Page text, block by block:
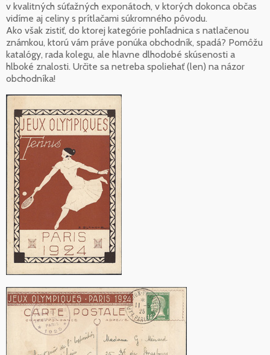
v kvalitných súťažných exponátoch, v ktorých dokonca občas
vidíme aj celiny s prítlačami súkromného pôvodu.
Ako však zistiť, do ktorej kategórie pohľadnica s natlačenou
známkou, ktorú vám práve ponúka obchodník, spadá? Pomôžu
katalógy, rada kolegu, ale hlavne dlhodobé skúsenosti a
hlboké znalosti. Určite sa netreba spoliehať (len) na názor
obchodníka!